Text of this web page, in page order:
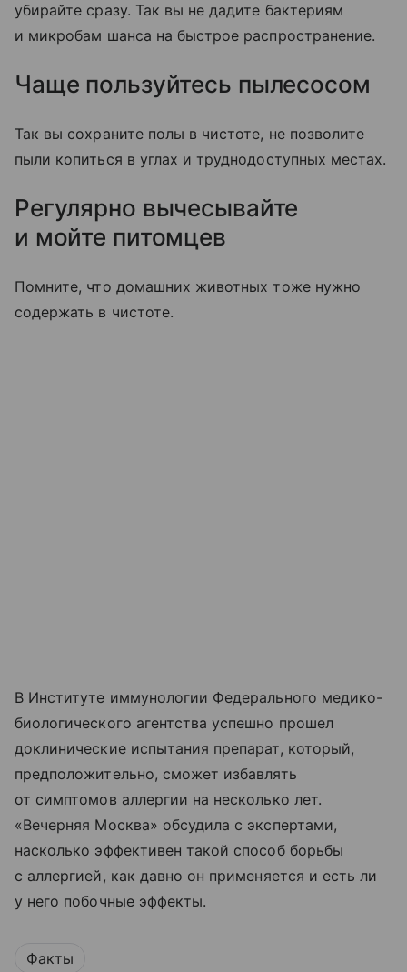
убирайте сразу. Так вы не дадите бактериям
и микробам шанса на быстрое распространение.
Чаще пользуйтесь пылесосом
Так вы сохраните полы в чистоте, не позволите
пыли копиться в углах и труднодоступных местах.
Регулярно вычесывайте
и мойте питомцев
Помните, что домашних животных тоже нужно
содержать в чистоте.
В Институте иммунологии Федерального медико-
биологического агентства успешно прошел
доклинические испытания препарат, который,
предположительно, сможет избавлять
от симптомов аллергии на несколько лет.
«Вечерняя Москва» обсудила с экспертами,
насколько эффективен такой способ борьбы
с аллергией, как давно он применяется и есть ли
у него побочные эффекты.
Факты